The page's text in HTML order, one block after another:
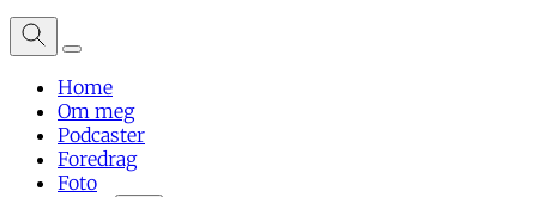
Home
Om meg
Podcaster
Foredrag
Foto